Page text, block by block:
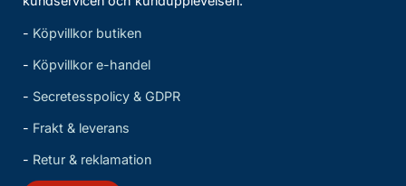
- Köpvillkor butiken
- Köpvillkor e-handel
- Secretesspolicy & GDPR
- Frakt & leverans
- Retur & reklamation